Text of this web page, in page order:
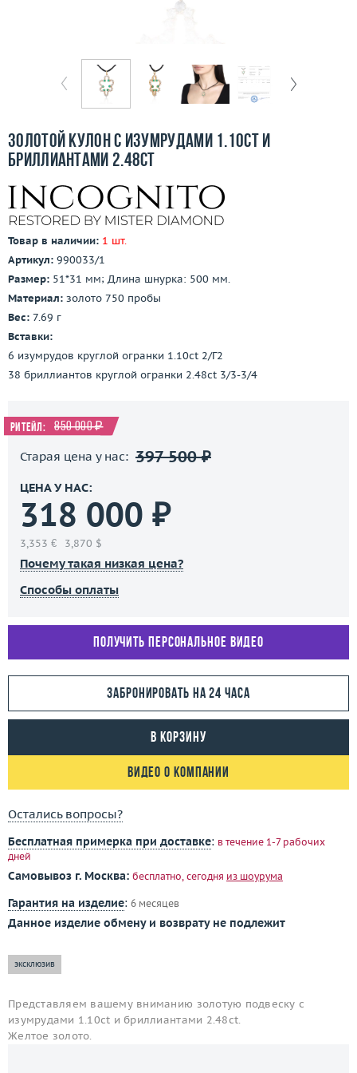
О компании
Контакты
3D-тур по шоуруму
Золотой кулон с изумрудами 1.10ct и
бриллиантами 2.48ct
Товар в наличии: 1 шт.
Артикул: 990033/1
Размер: 51*31 мм; Длина шнурка: 500 мм.
Материал: золото 750 пробы
Вес: 7.69 г
Вставки:
6 изумрудов круглой огранки 1.10ct 2/Г2
38 бриллиантов круглой огранки 2.48ct 3/3-3/4
Ритейл: 850 000 ₽
Старая цена у нас: 397 500 ₽
ЦЕНА У НАС:
318 000 ₽
3,353 € 3,870 $
Почему такая низкая цена?
Способы оплаты
Получить персональное видео
Забронировать на 24 часа
В корзину
Видео о компании
Остались вопросы?
Бесплатная примерка при доставке: в течение 1-7 рабочих
дней
Самовывоз г. Москва: бесплатно, сегодня из шоурума
Гарантия на изделие: 6 месяцев
Данное изделие обмену и возврату не подлежит
эксклюзив
Представляем вашему вниманию золотую подвеску с
изумрудами 1.10ct и бриллиантами 2.48ct.
Желтое золото.